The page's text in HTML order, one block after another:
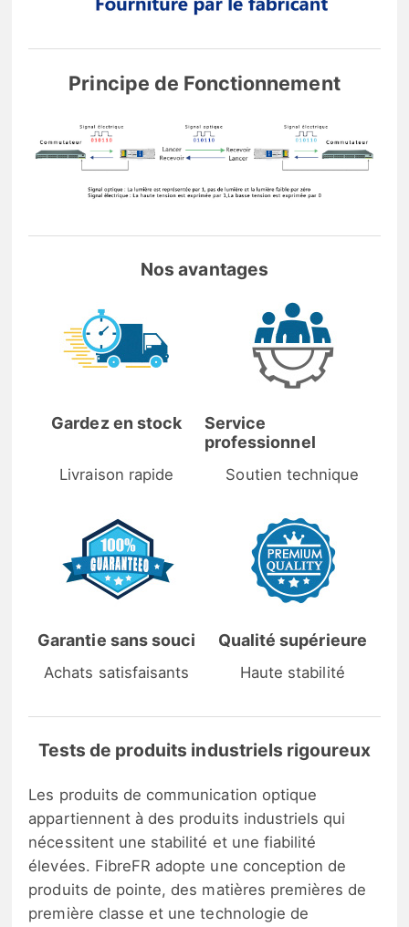
Principe de Fonctionnement
Nos avantages
Gardez en stock
Livraison rapide
Service
professionnel
Soutien technique
Garantie sans souci
Achats satisfaisants
Qualité supérieure
Haute stabilité
Tests de produits industriels rigoureux
Les produits de communication optique
appartiennent à des produits industriels qui
nécessitent une stabilité et une fiabilité
élevées. FibreFR adopte une conception de
produits de pointe, des matières premières de
première classe et une technologie de